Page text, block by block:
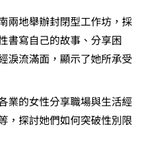
兩地舉辦封閉型工作坊，採
書寫自己的故事、分享困
淚流滿面，顯示了她所承受
業的女性分享職場與生活經
，探討她們如何突破性別限